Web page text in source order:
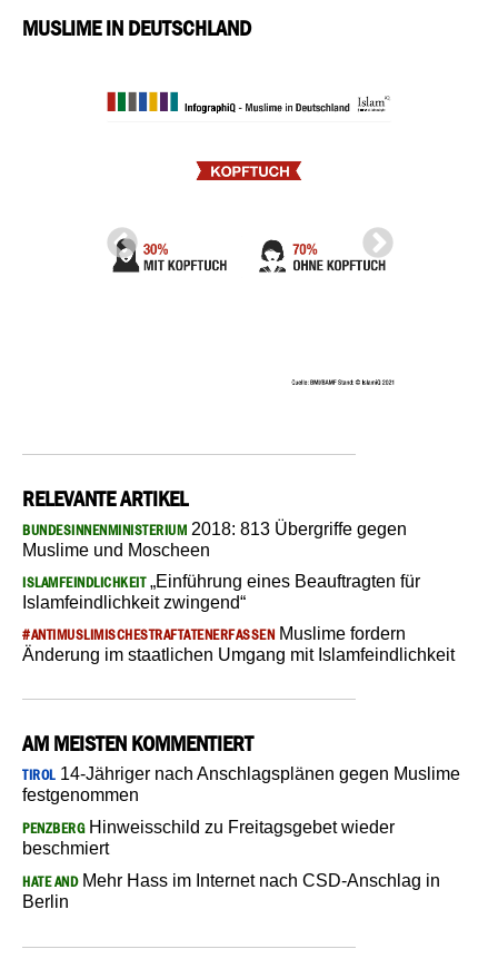
MUSLIME IN DEUTSCHLAND
RELEVANTE ARTIKEL
BUNDESINNENMINISTERIUM 2018: 813 Übergriffe gegen
Muslime und Moscheen
ISLAMFEINDLICHKEIT„Einführung eines Beauftragten für
Islamfeindlichkeit zwingend“
#ANTIMUSLIMISCHESTRAFTATENERFASSEN Muslime fordern
Änderung im staatlichen Umgang mit Islamfeindlichkeit
AM MEISTEN KOMMENTIERT
TIROL14-Jähriger nach Anschlagsplänen gegen Muslime
festgenommen
PENZBERGHinweisschild zu Freitagsgebet wieder
beschmiert
HATE ANDMehr Hass im Internet nach CSD-Anschlag in
Berlin